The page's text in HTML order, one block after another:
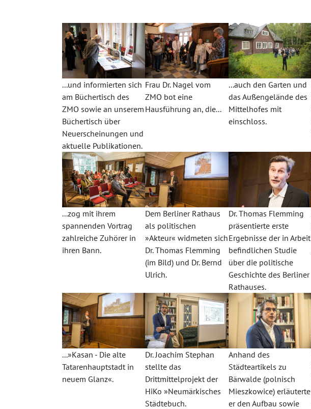
...und informierten sich
am Büchertisch des
ZMO sowie an unserem
Büchertisch über
Neuerscheinungen und
aktuelle Publikationen.
Frau Dr. Nagel vom
ZMO bot eine
Hausführung an, die...
...auch den Garten und
das Außengelände des
Mittelhofes mit
einschloss.
...zog mit ihrem
spannenden Vortrag
zahlreiche Zuhörer in
ihren Bann.
Dem Berliner Rathaus
als politischen
»Akteur« widmeten sich
Dr. Thomas Flemming
(im Bild) und Dr. Bernd
Ulrich.
Dr. Thomas Flemming
präsentierte erste
Ergebnisse der in Arbeit
befindlichen Studie
über die politische
Geschichte des Berliner
Rathauses.
...»Kasan - Die alte
Tatarenhauptstadt in
neuem Glanz«.
Dr. Joachim Stephan
stellte das
Drittmittelprojekt der
HiKo »Neumärkisches
Städtebuch.
Anhand des
Städteartikels zu
Bärwalde (polnisch
Mieszkowice) erläuterte
er den Aufbau sowie